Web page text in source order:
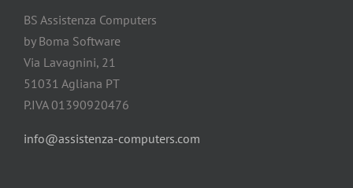
BS Assistenza Computers
by Boma Software
Via Lavagnini, 21
51031 Agliana PT
P.IVA 01390920476
info@assistenza-computers.com